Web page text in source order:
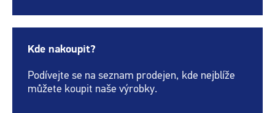
Kde nakoupit?
Podívejte se na seznam prodejen, kde nejblíže
můžete koupit naše výrobky.